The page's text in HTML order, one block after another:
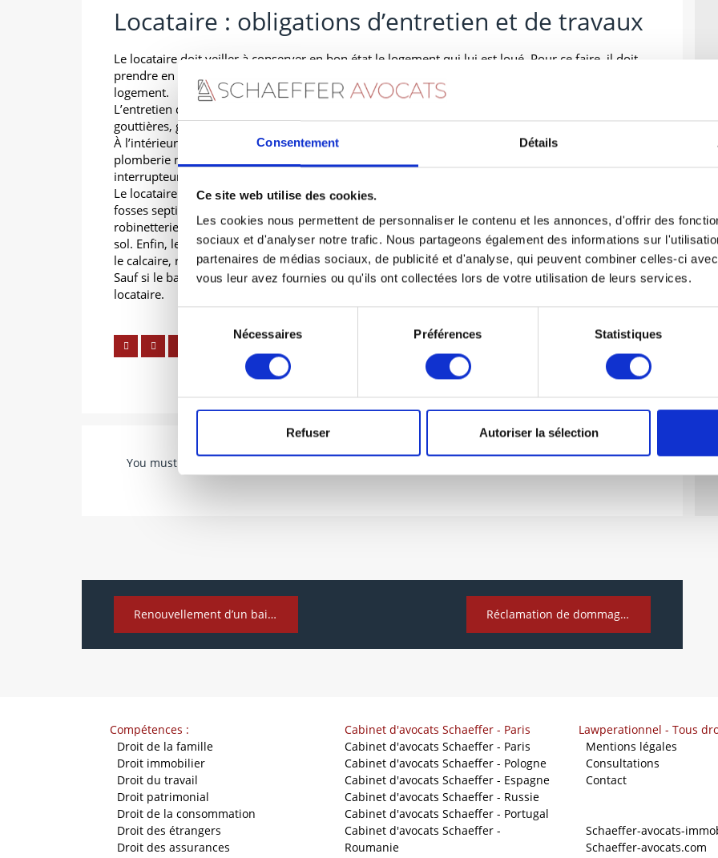
Consentement Détails
Ce site web utilise des cookies.
Les cookies nous permettent de personnaliser le contenu et les annonces, d'offrir des
sociaux et d'analyser notre trafic. Nous partageons également des informations sur
partenaires de médias sociaux, de publicité et d'analyse, qui peuvent combiner celles-ci
vous leur avez fournies ou qu'ils ont collectées lors de votre utilisation de leurs services.
du
consentement
Nécessaires Préférences Statistiques
Refuser Autoriser la sélection
Locataire : obligations d’entretien et de travaux
Le locataire doit veiller à conserver en bon état le logement qui lui est loué. Pour ce faire, il doit
prendre en charge les petites réparations courantes sauf si elles sont causées par la vétusté du
logement.
L’entretien des parties extérieures est à la charge du locataire (jardin, pelouse, arbres, piscine,
gouttières, grille du portail…).
À l’intérieur, le locataire doit entretenir le vitrage, les volets, les stores, et les installations de
plomberie mais aussi certains petits équipements électriques notamment le remplacement des
interrupteurs, des prises de courant, des ampoules…).
Le locataire doit effectuer, si besoin, le dégorgement des canalisations d’eau, la vidange des
fosses septiques, le remplacement de certaines petites pièces concernant le chauffage, la
robinetterie… Le loueur doit également maintenir en état de propreté les murs, le plafond et le
sol. Enfin, le nettoyage des appareils sanitaires et des éviers sont à entretenir par le locataire (ôter
le calcaire, remplacer le tuyau flexible de la douche…).
Sauf si le bail stipule le contraire, l’entretien annuel de la chaudière individuelle est à la charge du
locataire.
You must be
Renouvellement d’un bail avec modification Réclamation de dommages et intérêts si l’obligation d’entretien n’est pas tenue
Compétences :
Droit de la famille
Droit immobilier
Droit du travail
Droit patrimonial
Droit de la consommation
Droit des étrangers
Droit des assurances
Cabinet d'avocats Schaeffer - Paris
Cabinet d'avocats Schaeffer - Paris
Cabinet d'avocats Schaeffer - Pologne
Cabinet d'avocats Schaeffer - Espagne
Cabinet d'avocats Schaeffer - Russie
Cabinet d'avocats Schaeffer - Portugal
Cabinet d'avocats Schaeffer -
Roumanie
Lawperationnel - Tous
Mentions légales
Consultations
Contact
Schaeffer-avocats-
Schaeffer-avocats.com